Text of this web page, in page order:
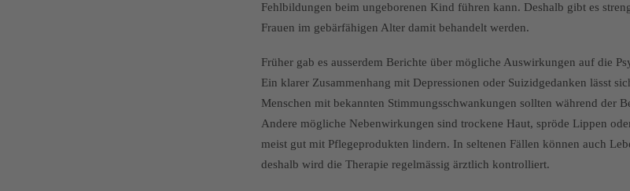
Fehlbildungen beim ungeborenen Kind führen kann. Deshalb gibt es
Frauen im gebärfähigen Alter damit behandelt werden.
Früher gab es ausserdem Berichte über mögliche Auswirkungen auf die
Ein klarer Zusammenhang mit Depressionen oder Suizidgedanken lässt
Menschen mit bekannten Stimmungsschwankungen sollten während der
Andere mögliche Nebenwirkungen sind trockene Haut, spröde Lippen
meist gut mit Pflegeprodukten lindern. In seltenen Fällen können auch
deshalb wird die Therapie regelmässig ärztlich kontrolliert.